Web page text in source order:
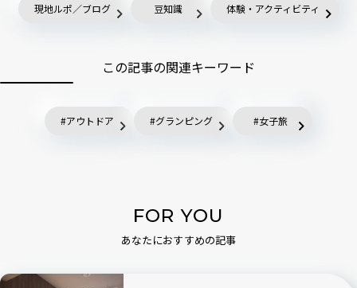
現地ルポ／ブログ 豆知識 体験・アクティビティ
この記事の関連キーワード
アウトドア グランピング 女子旅
FOR YOU
あなたにおすすめの記事